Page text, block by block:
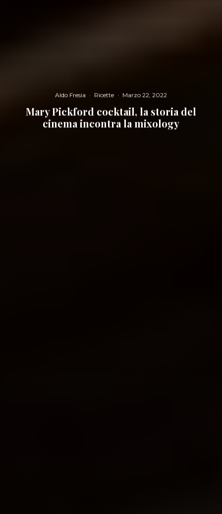
Aldo Fresia · Ricette · Marzo 22, 2022
Mary Pickford cocktail, la storia del
cinema incontra la mixology